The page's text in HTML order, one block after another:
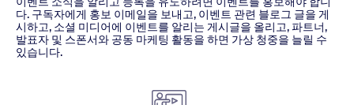
다. 구독자에게 홍보 이메일을 보내고, 이벤트 관련 블로그 글을 게
시하고, 소셜 미디어에 이벤트를 알리는 게시글을 올리고, 파트너,
발표자 및 스폰서와 공동 마케팅 활동을 하면 가상 청중을 늘릴 수
있습니다.